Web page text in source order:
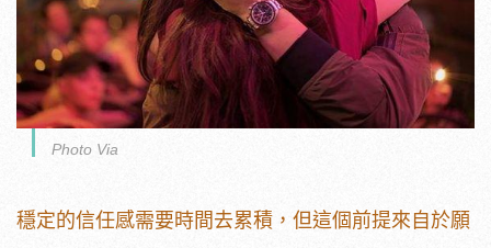
Photo Via
穩定的信任感需要時間去累積，但這個前提來自於願